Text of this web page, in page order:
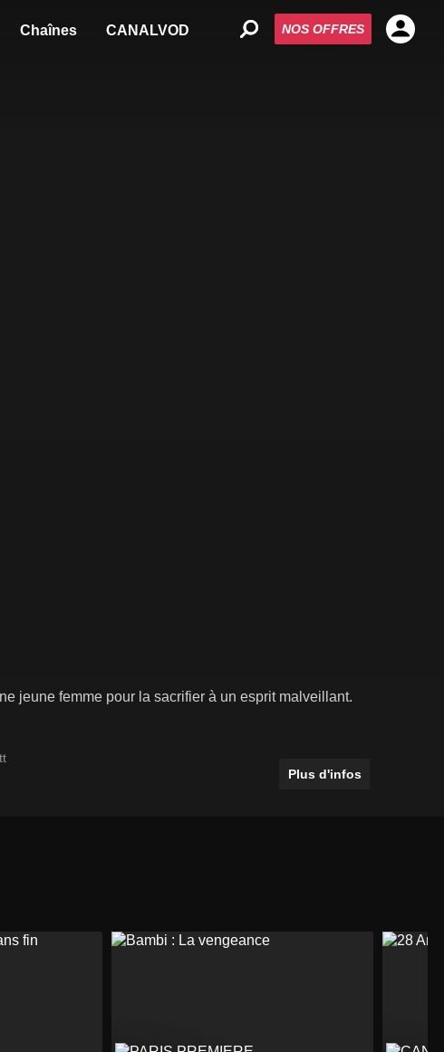
Chaînes CANALVOD NOS OFFRES
jeune femme pour la sacrifier à un esprit malveillant.
Plus d'infos